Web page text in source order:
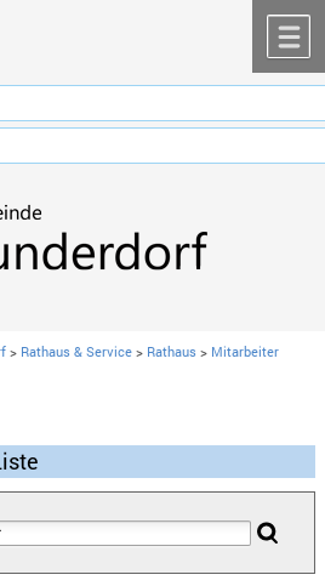
> Rathaus & Service > Rathaus > Mitarbeiter